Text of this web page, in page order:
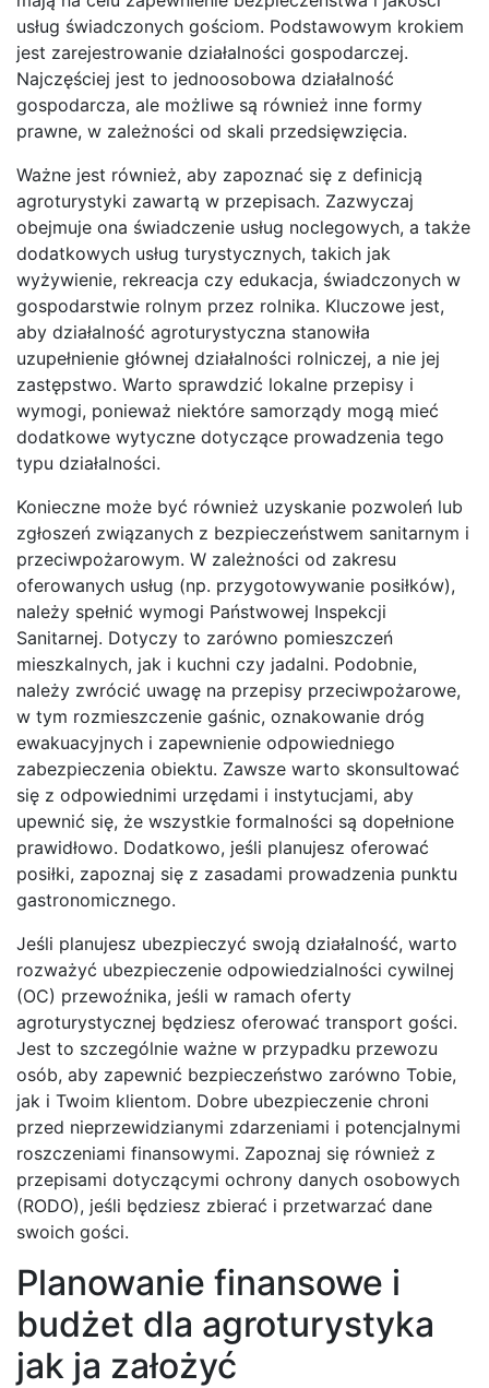
usług świadczonych gościom. Podstawowym krokiem
jest zarejestrowanie działalności gospodarczej.
Najczęściej jest to jednoosobowa działalność
gospodarcza, ale możliwe są również inne formy
prawne, w zależności od skali przedsięwzięcia.
Ważne jest również, aby zapoznać się z definicją
agroturystyki zawartą w przepisach. Zazwyczaj
obejmuje ona świadczenie usług noclegowych, a także
dodatkowych usług turystycznych, takich jak
wyżywienie, rekreacja czy edukacja, świadczonych w
gospodarstwie rolnym przez rolnika. Kluczowe jest,
aby działalność agroturystyczna stanowiła
uzupełnienie głównej działalności rolniczej, a nie jej
zastępstwo. Warto sprawdzić lokalne przepisy i
wymogi, ponieważ niektóre samorządy mogą mieć
dodatkowe wytyczne dotyczące prowadzenia tego
typu działalności.
Konieczne może być również uzyskanie pozwoleń lub
zgłoszeń związanych z bezpieczeństwem sanitarnym i
przeciwpożarowym. W zależności od zakresu
oferowanych usług (np. przygotowywanie posiłków),
należy spełnić wymogi Państwowej Inspekcji
Sanitarnej. Dotyczy to zarówno pomieszczeń
mieszkalnych, jak i kuchni czy jadalni. Podobnie,
należy zwrócić uwagę na przepisy przeciwpożarowe,
w tym rozmieszczenie gaśnic, oznakowanie dróg
ewakuacyjnych i zapewnienie odpowiedniego
zabezpieczenia obiektu. Zawsze warto skonsultować
się z odpowiednimi urzędami i instytucjami, aby
upewnić się, że wszystkie formalności są dopełnione
prawidłowo. Dodatkowo, jeśli planujesz oferować
posiłki, zapoznaj się z zasadami prowadzenia punktu
gastronomicznego.
Jeśli planujesz ubezpieczyć swoją działalność, warto
rozważyć ubezpieczenie odpowiedzialności cywilnej
(OC) przewoźnika, jeśli w ramach oferty
agroturystycznej będziesz oferować transport gości.
Jest to szczególnie ważne w przypadku przewozu
osób, aby zapewnić bezpieczeństwo zarówno Tobie,
jak i Twoim klientom. Dobre ubezpieczenie chroni
przed nieprzewidzianymi zdarzeniami i potencjalnymi
roszczeniami finansowymi. Zapoznaj się również z
przepisami dotyczącymi ochrony danych osobowych
(RODO), jeśli będziesz zbierać i przetwarzać dane
swoich gości.
Planowanie finansowe i
budżet dla agroturystyka
jak ja założyć